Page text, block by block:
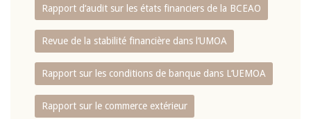
Rapport d‘audit sur les états financiers de la BCEAO
Revue de la stabilité financière dans l‘UMOA
Rapport sur les conditions de banque dans L‘UEMOA
Rapport sur le commerce extérieur